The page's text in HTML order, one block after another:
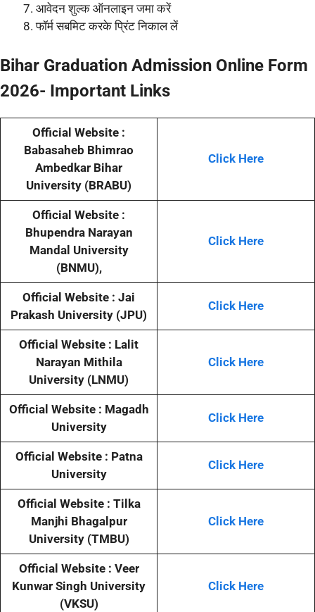
आवेदन शुल्क ऑनलाइन जमा करें
फॉर्म सबमिट करके प्रिंट निकाल लें
Bihar Graduation Admission Online Form
2026- Important Links
Official Website :
Babasaheb Bhimrao
Ambedkar Bihar
University (BRABU)
Click Here
Official Website :
Bhupendra Narayan
Mandal University
(BNMU),
Click Here
Official Website : Jai
Prakash University (JPU)
Click Here
Official Website : Lalit
Narayan Mithila
University (LNMU)
Click Here
Official Website : Magadh
University
Click Here
Official Website : Patna
University
Click Here
Official Website : Tilka
Manjhi Bhagalpur
University (TMBU)
Click Here
Official Website : Veer
Kunwar Singh University
(VKSU)
Click Here